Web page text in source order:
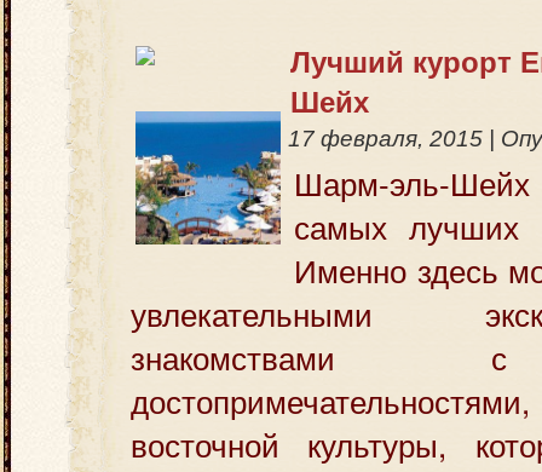
Лучший курорт
Шейх
17 февраля, 2015
Шарм-эль-
самых лучших
Именно здесь
увлекательными
знакомствами
восточной культуры,